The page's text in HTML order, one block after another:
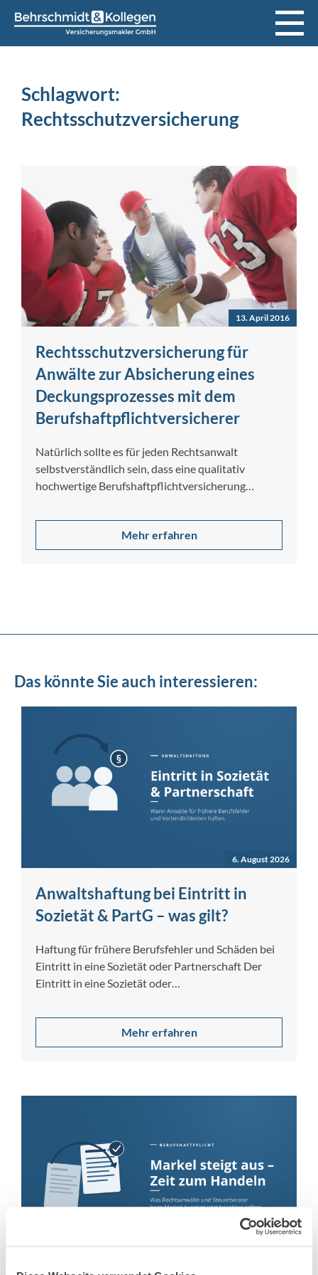
Schlagwort:
Rechtsschutzversicherung
13. April 2016
Rechtsschutzversicherung für
Anwälte zur Absicherung eines
Deckungsprozesses mit dem
Berufshaftpflichtversicherer
Natürlich sollte es für jeden Rechtsanwalt
selbstverständlich sein, dass eine qualitativ
hochwertige Berufshaftpflichtversicherung
Mehr erfahren
Das könnte Sie auch interessieren:
6. August 2026
Anwaltshaftung bei Eintritt in
Sozietät & PartG – was gilt?
Haftung für frühere Berufsfehler und Schäden bei
Eintritt in eine Sozietät oder Partnerschaft Der
Eintritt in eine Sozietät oder
Mehr erfahren
2. Juni 2026